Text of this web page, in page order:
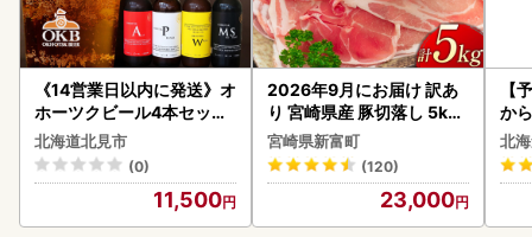
《14営業日以内に発送》オ
ホーツクビール4本セット
( 飲料 飲み物 お酒 ビール
クラフトビール 瓶ビール
贈答 ギフト 贈り物 お中元
御中元 お歳暮 御歳暮 お祝
い プレゼント モルトビー
北海道北見市
(0)
11,500
2026年9月にお届け 訳あ
り 宮崎県産 豚切落し 5kg
C325-2506-2609
宮崎県新富町
(120)
23,000
【
か
ら
g (
)【
北